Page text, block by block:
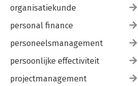
organisatiekunde
personal finance
personeelsmanagement
persoonlijke effectiviteit
projectmanagement